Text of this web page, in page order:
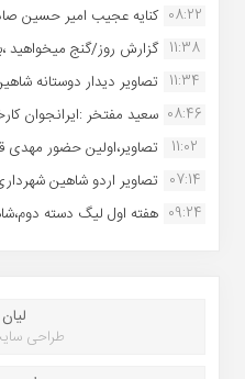
08:22 کنایه عجیب امیر حسین
11:38 گزارش روز/گنج میخواهید
11:34 تصاویر دیدار دوستانه
08:46 سعید مفتخر :ایرانجوان
11:02
تصاویر،اولین حضور مهدی
07:14 تصاویر اردو شاهین
09:24 هفته اول لیگ دسته
طراحی